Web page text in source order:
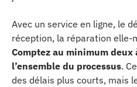
Avec un service en ligne, le
réception, la réparation elle-
Comptez au minimum deux
l’ensemble du processus.
des délais plus courts, mais